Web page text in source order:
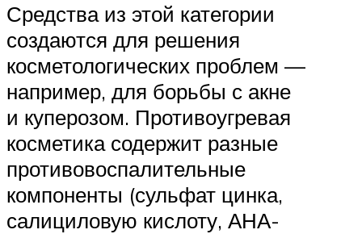
Средства из этой категории
создаются для решения
косметологических проблем —
например, для борьбы с акне
и куперозом. Противоугревая
косметика содержит разные
противовоспалительные
компоненты (сульфат цинка,
салициловую кислоту, АНА-